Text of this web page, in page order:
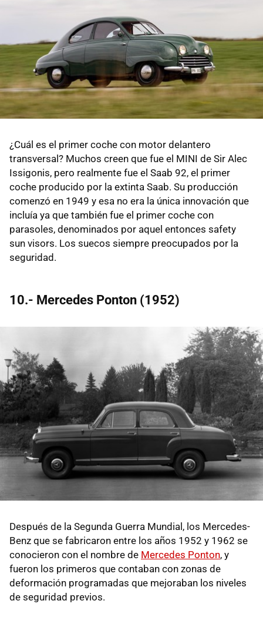
¿Cuál es el primer coche con motor delantero
transversal? Muchos creen que fue el MINI de Sir Alec
Issigonis, pero realmente fue el Saab 92, el primer
coche producido por la extinta Saab. Su producción
comenzó en 1949 y esa no era la única innovación que
incluía ya que también fue el primer coche con
parasoles, denominados por aquel entonces safety
sun visors. Los suecos siempre preocupados por la
seguridad.
10.- Mercedes Ponton (1952)
Después de la Segunda Guerra Mundial, los Mercedes-
Benz que se fabricaron entre los años 1952 y 1962 se
conocieron con el nombre de Mercedes Ponton, y
fueron los primeros que contaban con zonas de
deformación programadas que mejoraban los niveles
de seguridad previos.